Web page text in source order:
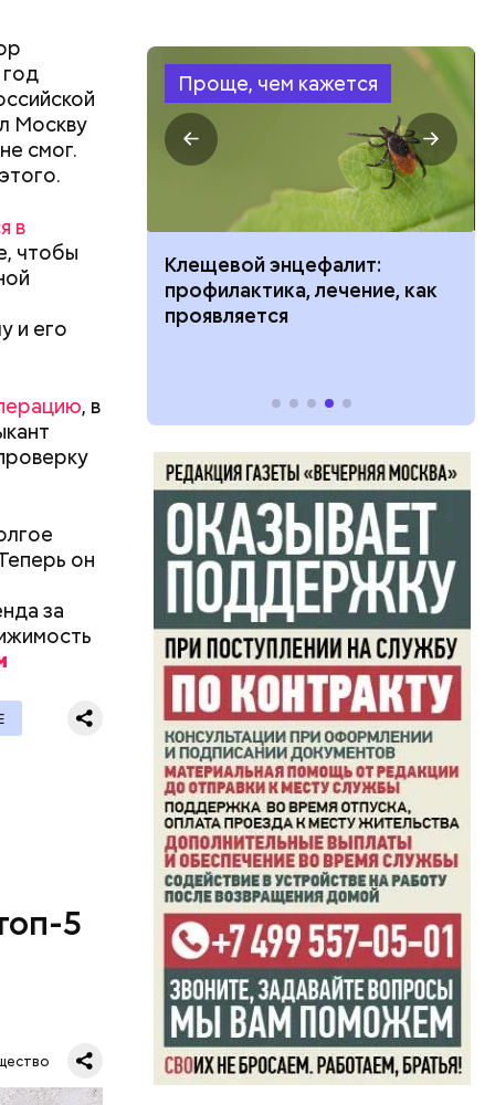
Москву
смог.
в
чтобы
и его
, в
он
за
5
Проще, чем кажется
развитие
Клещевой энцефалит:
профилактика, лечение, как
проявляется